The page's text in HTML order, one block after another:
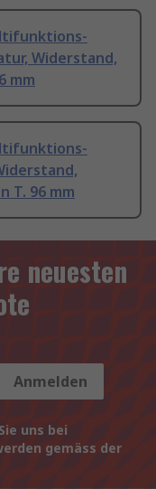
Widerstand,
mm
T. 96 mm
neuesten
Anmelden
uns bei
gemäss der